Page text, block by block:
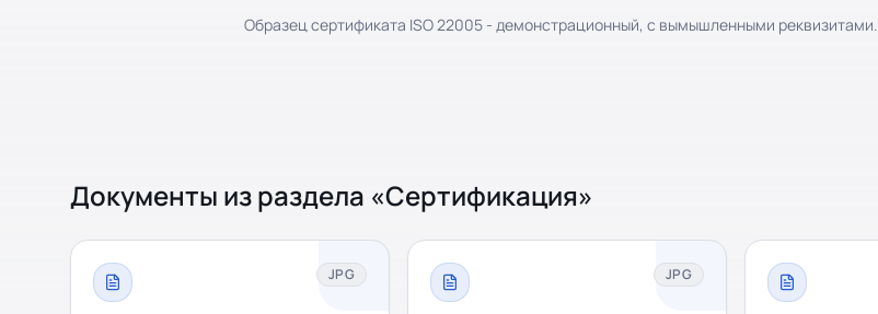
Образец сертификата ISO 22005 - демонстрационный, с вымышленными реквизитами.
Документы из раздела «Сертификация»
JPG JPG